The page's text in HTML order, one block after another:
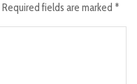
Required fields are marked *